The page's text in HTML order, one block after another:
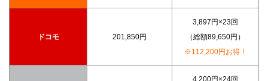
ドコモ 201,850円
3,897円×23回
（総額89,650円）
※112,200円お得！